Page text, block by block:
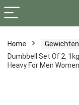
Home Gewichten
Dumbbell Set Of 2,
Heavy For Men